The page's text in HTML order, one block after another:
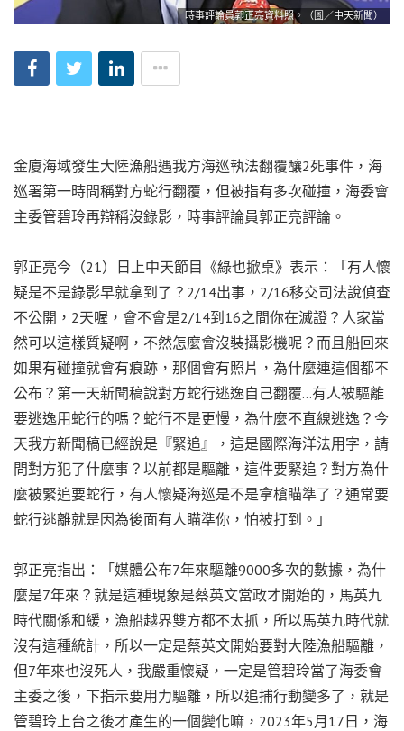
時事評論員郭正亮資料照。（圖／中天新聞）
金廈海域發生大陸漁船遇我方海巡執法翻覆釀2死事件，海
巡署第一時間稱對方蛇行翻覆，但被指有多次碰撞，海委會
主委管碧玲再辯稱沒錄影，時事評論員郭正亮評論。
郭正亮今（21）日上中天節目《綠也掀桌》表示：「有人懷
疑是不是錄影早就拿到了？2/14出事，2/16移交司法說偵查
不公開，2天喔，會不會是2/14到16之間你在滅證？人家當
然可以這樣質疑啊，不然怎麼會沒裝攝影機呢？而且船回來
如果有碰撞就會有痕跡，那個會有照片，為什麼連這個都不
公布？第一天新聞稿說對方蛇行逃逸自己翻覆…有人被驅離
要逃逸用蛇行的嗎？蛇行不是更慢，為什麼不直線逃逸？今
天我方新聞稿已經說是『緊追』，這是國際海洋法用字，請
問對方犯了什麼事？以前都是驅離，這件要緊追？對方為什
麼被緊追要蛇行，有人懷疑海巡是不是拿槍瞄準了？通常要
蛇行逃離就是因為後面有人瞄準你，怕被打到。」
郭正亮指出：「媒體公布7年來驅離9000多次的數據，為什
麼是7年來？就是這種現象是蔡英文當政才開始的，馬英九
時代關係和緩，漁船越界雙方都不太抓，所以馬英九時代就
沒有這種統計，所以一定是蔡英文開始要對大陸漁船驅離，
但7年來也沒死人，我嚴重懷疑，一定是管碧玲當了海委會
主委之後，下指示要用力驅離，所以追捕行動變多了，就是
管碧玲上台之後才產生的一個變化嘛，2023年5月17日，海